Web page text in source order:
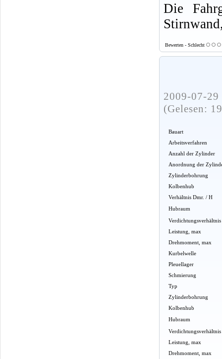
Die
Bewerten - Schlecht
2009-07-
(Gelesen:
Bauart
Arbeitsverfahren
Anzahl der Zylinder
Anordnung der
Zylinderbohrung
Kolbenhub
Verhältnis Dmr. / H
Hubraum
Verdichtungsverhältnis
Leistung, max
Drehmoment, max
Kurbelwelle
Pleuellager
Schmierung
Typ
Zylinderbohrung
Kolbenhub
Hubraum
Verdichtungsverhältnis
Leistung, max
Drehmoment, max